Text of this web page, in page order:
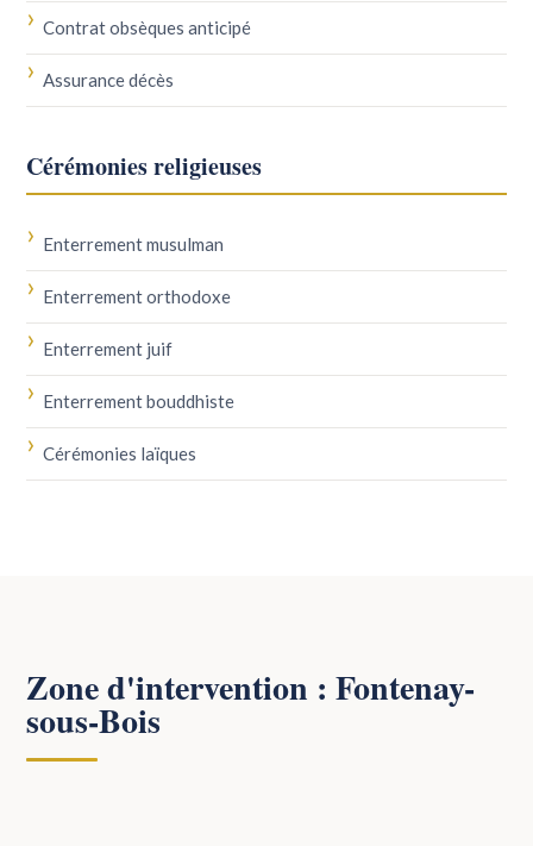
Contrat obsèques anticipé
Assurance décès
Cérémonies religieuses
Enterrement musulman
Enterrement orthodoxe
Enterrement juif
Enterrement bouddhiste
Cérémonies laïques
Zone d'intervention : Fontenay-
sous-Bois